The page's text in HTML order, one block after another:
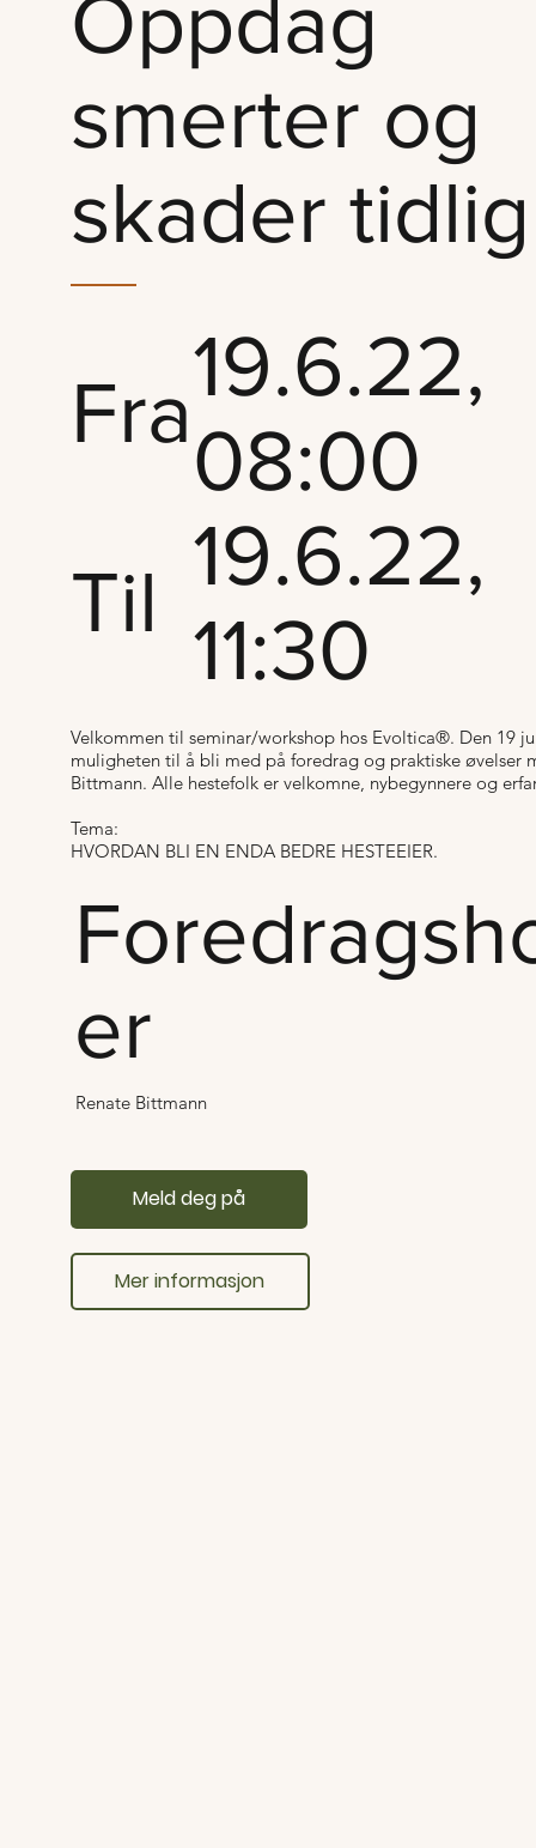
Oppdag
smerter og
skader tidlig
Fra
Til
19.6.22,
08:00
19.6.22,
11:30
Velkommen til seminar/workshop hos Evoltica®. Den 19
muligheten til å bli med på foredrag og praktiske øvelser
Bittmann. Alle hestefolk er velkomne, nybegynnere og
Tema:
HVORDAN BLI EN ENDA BEDRE HESTEEIER.
er
Renate Bittmann
Meld deg på
Mer informasjon